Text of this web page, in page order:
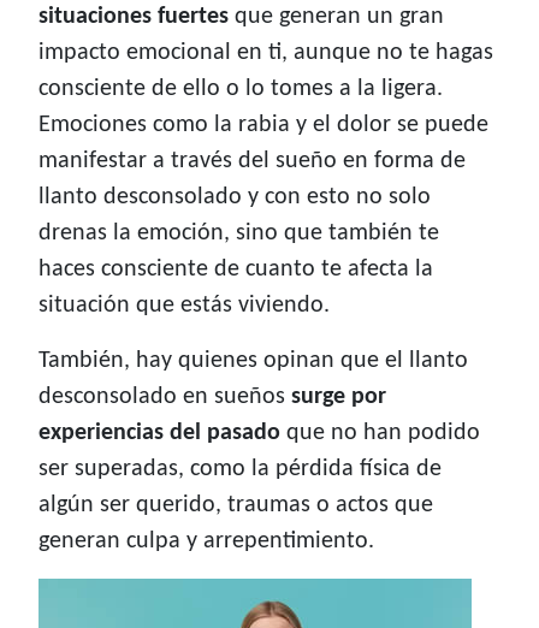
situaciones fuertes que generan un gran
impacto emocional en ti, aunque no te hagas
consciente de ello o lo tomes a la ligera.
Emociones como la rabia y el dolor se puede
manifestar a través del sueño en forma de
llanto desconsolado y con esto no solo
drenas la emoción, sino que también te
haces consciente de cuanto te afecta la
situación que estás viviendo.
También, hay quienes opinan que el llanto
desconsolado en sueños surge por
experiencias del pasado que no han podido
ser superadas, como la pérdida física de
algún ser querido, traumas o actos que
generan culpa y arrepentimiento.